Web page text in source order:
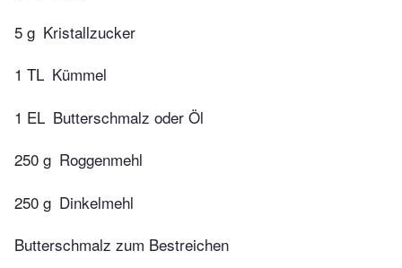
5 g Kristallzucker
1 TL Kümmel
1 EL Butterschmalz oder Öl
250 g Roggenmehl
250 g Dinkelmehl
Butterschmalz zum Bestreichen